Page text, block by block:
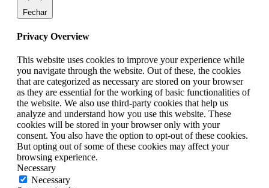
Fechar
Privacy Overview
This website uses cookies to improve your experience while
you navigate through the website. Out of these, the cookies
that are categorized as necessary are stored on your browser
as they are essential for the working of basic functionalities of
the website. We also use third-party cookies that help us
analyze and understand how you use this website. These
cookies will be stored in your browser only with your
consent. You also have the option to opt-out of these cookies.
But opting out of some of these cookies may affect your
browsing experience.
Necessary
Necessary